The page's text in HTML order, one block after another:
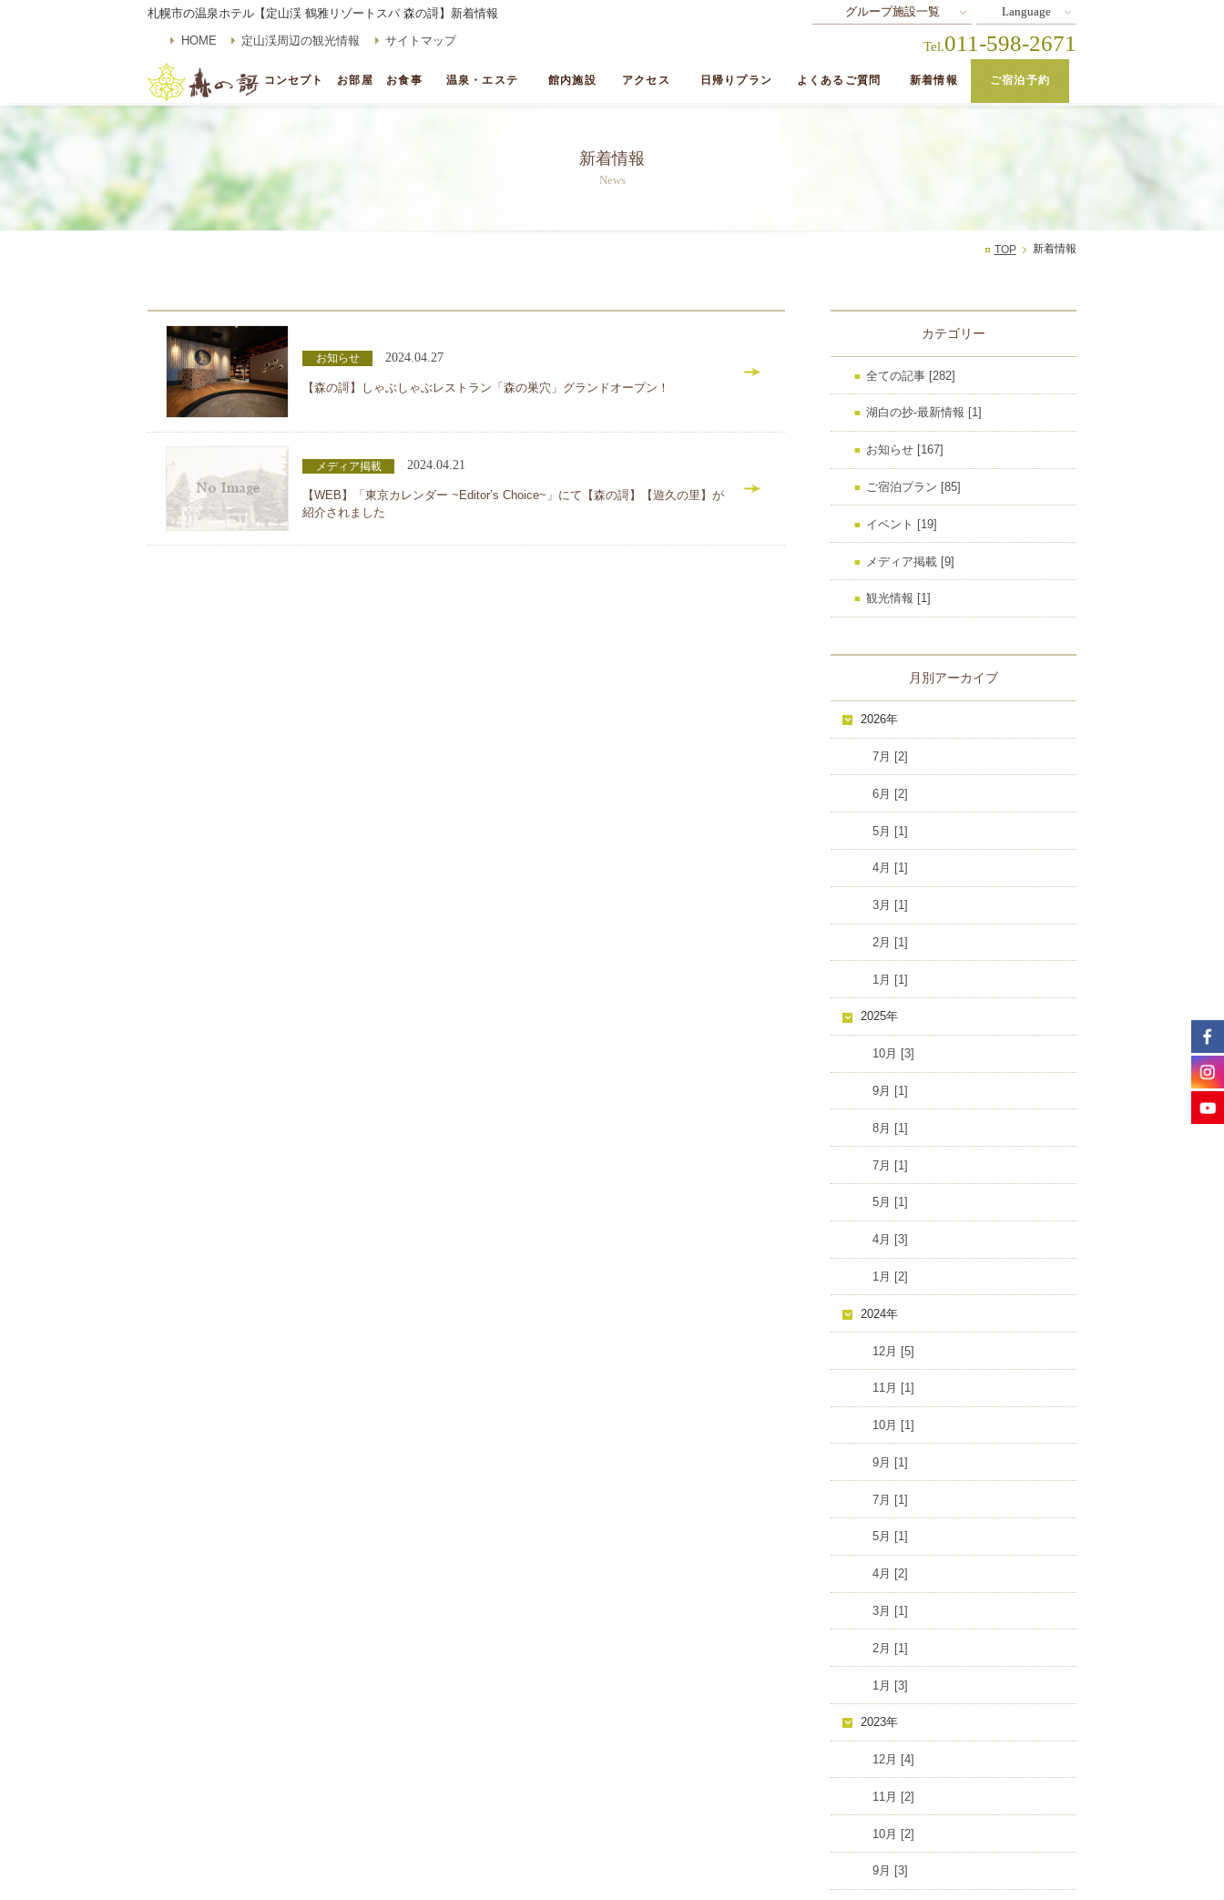
グループ施設一覧 Language
札幌市の温泉ホテル【定山渓 鶴雅リゾートスパ 森の謌】新着情報
HOME 定山渓周辺の観光情報 サイトマップ Tel.011-598-2671
コンセプト お部屋 お食事 温泉・エステ 館内施設 アクセス 日帰りプラン よくあるご質問 新着情報 ご宿泊予約
新着情報
News
TOP 新着情報
お知らせ 2024.04.27
【森の謌】しゃぶしゃぶレストラン「森の巣穴」グランドオープン！
メディア掲載 2024.04.21
【WEB】「東京カレンダー ~Editor’s Choice~」にて【森の謌】【遊久の里】が
紹介されました
カテゴリー
全ての記事 [282]
湖白の抄‐最新情報 [1]
お知らせ [167]
ご宿泊プラン [85]
イベント [19]
メディア掲載 [9]
観光情報 [1]
月別アーカイブ
2026年
7月 [2]
6月 [2]
5月 [1]
4月 [1]
3月 [1]
2月 [1]
1月 [1]
2025年
10月 [3]
9月 [1]
8月 [1]
7月 [1]
5月 [1]
4月 [3]
1月 [2]
2024年
12月 [5]
11月 [1]
10月 [1]
9月 [1]
7月 [1]
5月 [1]
4月 [2]
3月 [1]
2月 [1]
1月 [3]
2023年
12月 [4]
11月 [2]
10月 [2]
9月 [3]